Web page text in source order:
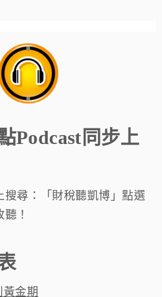
Podcast同步上
搜尋：「財稅聽凱博」點選
！
黃金期